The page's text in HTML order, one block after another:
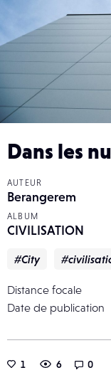
Dans les
AUTEUR
Berangerem
ALBUM
CIVILISATION
#City
Distance focale
Date de publication
1 6 0